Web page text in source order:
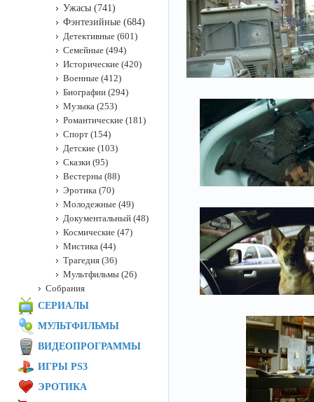
Ужасы (741)
Фэнтезийные (684)
Детективные (601)
Семейные (494)
Исторические (420)
Военные (412)
Биографии (294)
Музыка (253)
Романтические (181)
Спорт (154)
Детские (103)
Сказки (95)
Вестерны (88)
Эротика (70)
Молодежные (49)
Документальный (48)
Космические (47)
Мистика (44)
Трагедия (36)
Мультфильмы (26)
Собрания
СЕРИАЛЫ
МУЛЬТФИЛЬМЫ
ВИДЕОПРОГРАММЫ
ИГРЫ PS3
ЭРОТИКА